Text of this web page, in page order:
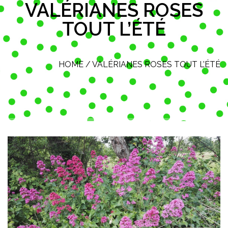
VALÉRIANES ROSES
TOUT L’ÉTÉ
HOME / VALÉRIANES ROSES TOUT L’ÉTÉ